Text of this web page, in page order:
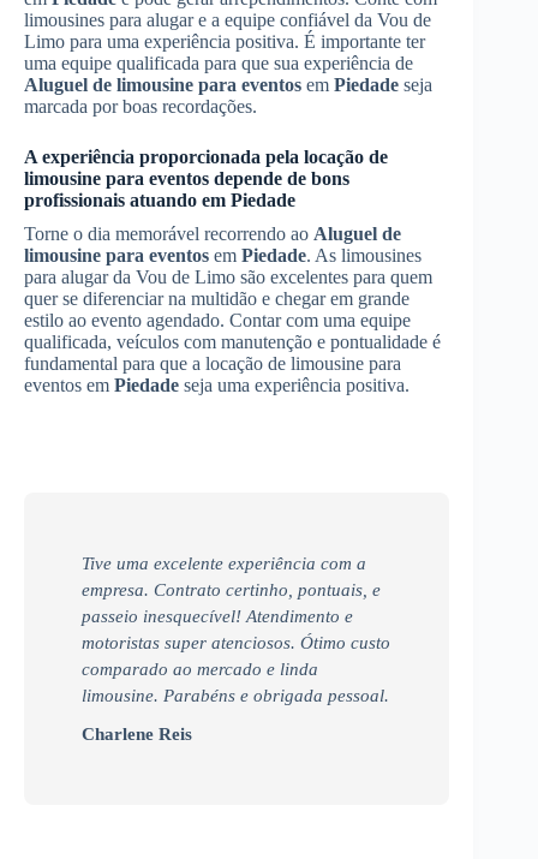
limousines para alugar e a equipe confiável da Vou de
Limo para uma experiência positiva. É importante ter
uma equipe qualificada para que sua experiência de
Aluguel de limousine para eventos em Piedade seja
marcada por boas recordações.
A experiência proporcionada pela locação de
limousine para eventos depende de bons
profissionais atuando em Piedade
Torne o dia memorável recorrendo ao Aluguel de
limousine para eventos em Piedade. As limousines
para alugar da Vou de Limo são excelentes para quem
quer se diferenciar na multidão e chegar em grande
estilo ao evento agendado. Contar com uma equipe
qualificada, veículos com manutenção e pontualidade é
fundamental para que a locação de limousine para
eventos em Piedade seja uma experiência positiva.
Tive uma excelente experiência com a
empresa. Contrato certinho, pontuais, e
passeio inesquecível! Atendimento e
motoristas super atenciosos. Ótimo custo
comparado ao mercado e linda
limousine. Parabéns e obrigada pessoal.
Charlene Reis